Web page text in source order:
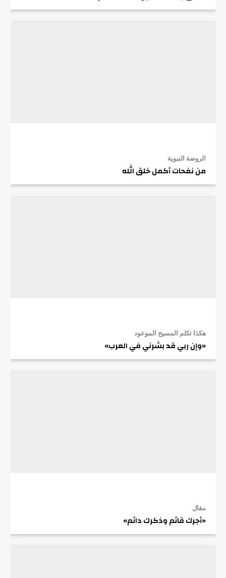
الروضة النبوية
من نفحات أكمل خلق الله
هكذا تكلم المسيح الموعود
«وإن ربي قد بشرني في العرب»
مقال
«أجرك قائم وذكرك دائم»